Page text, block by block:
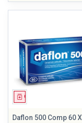
Geneesmiddel
Daflon 500 Comp 60 X